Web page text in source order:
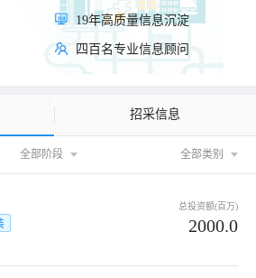
19年高质量信息沉淀
四百名专业信息顾问
招采信息
全部阶段 全部类别
总投资额(百万)
2000.0